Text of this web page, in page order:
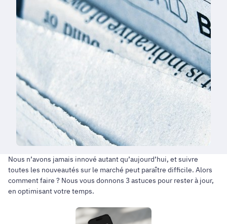
Nous n’avons jamais innové autant qu’aujourd’hui, et suivre
toutes les nouveautés sur le marché peut paraître difficile. Alors
comment faire ? Nous vous donnons 3 astuces pour rester à jour,
en optimisant votre temps.